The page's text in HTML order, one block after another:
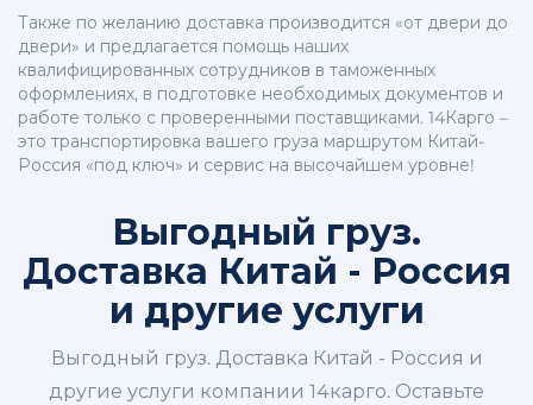
Также по желанию доставка производится «от двери до
двери» и предлагается помощь наших
квалифицированных сотрудников в таможенных
оформлениях, в подготовке необходимых документов и
работе только с проверенными поставщиками. 14Карго –
это транспортировка вашего груза маршрутом Китай-
Россия «под ключ» и сервис на высочайшем уровне!
Выгодный груз.
Доставка Китай - Россия
и другие услуги
Выгодный груз. Доставка Китай - Россия и
другие услуги компании 14карго. Оставьте